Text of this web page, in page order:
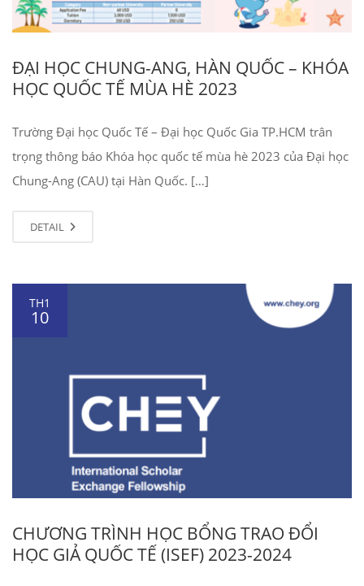
ĐẠI HỌC CHUNG-ANG, HÀN QUỐC – KHÓA
HỌC QUỐC TẾ MÙA HÈ 2023
Trường Đại học Quốc Tế – Đại học Quốc Gia TP.HCM trân
trọng thông báo Khóa học quốc tế mùa hè 2023 của Đại học
Chung-Ang (CAU) tại Hàn Quốc. […]
DETAIL
TH1
10
CHƯƠNG TRÌNH HỌC BỔNG TRAO ĐỔI
HỌC GIẢ QUỐC TẾ (ISEF) 2023-2024